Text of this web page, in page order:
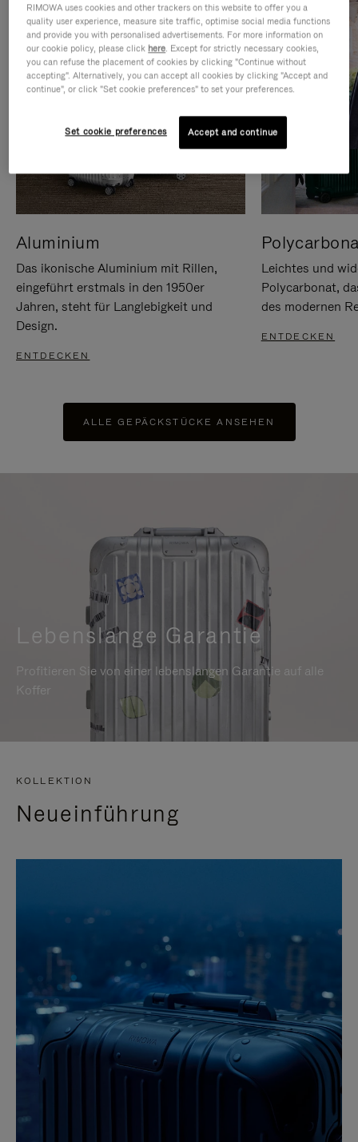
Aluminium
Das ikonische Aluminium mit Rillen,
eingeführt erstmals in den 1950er
Jahren, steht für Langlebigkeit und
Design.
ENTDECKEN
Leichtes und
Polycarbonat,
des modernen
ENTDECKEN
ALLE GEPÄCKSTÜCKE ANSEHEN
Lebenslange Garantie
Profitieren Sie von einer lebenslangen Garantie auf alle
Koffer
KOLLEKTION
Neueinführung
RIMOWA uses cookies and other trackers on this website to offer you a
quality user experience, measure site traffic, optimise social media functions
and provide you with personalised advertisements. For more information on
our cookie policy, please click here. Except for strictly necessary cookies,
you can refuse the placement of cookies by clicking "Continue without
accepting". Alternatively, you can accept all cookies by clicking "Accept and
continue", or click "Set cookie preferences" to set your preferences.
Set cookie preferences Accept and continue